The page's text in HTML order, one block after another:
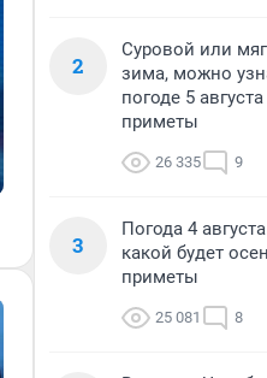
2
Суровой или
зима, можно
погоде 5
приметы
26 335 9
3
Погода 4
какой будет
приметы
25 081 8